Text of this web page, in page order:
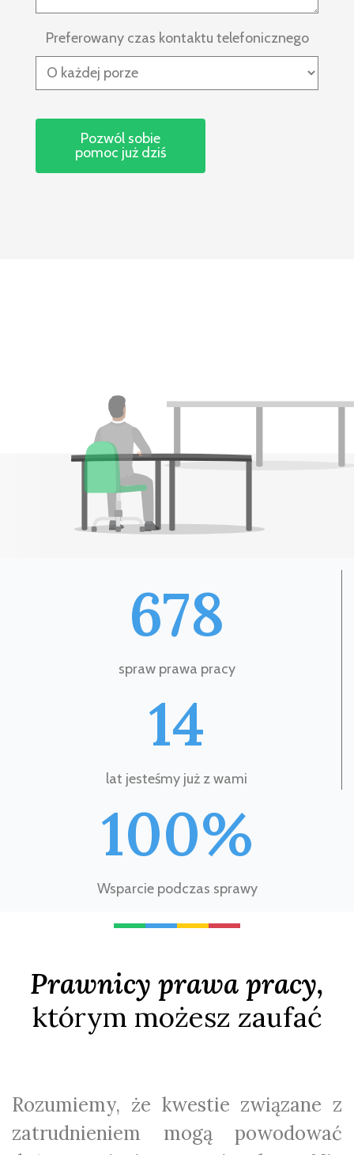
Preferowany czas kontaktu telefonicznego
678
spraw prawa pracy
14
lat jesteśmy już z wami
100%
Wsparcie podczas sprawy
Prawnicy prawa pracy,
którym możesz zaufać
Rozumiemy, że kwestie związane z
zatrudnieniem mogą powodować